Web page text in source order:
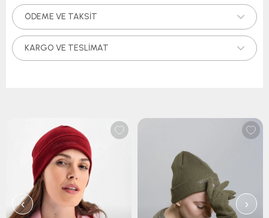
ÖDEME VE TAKSIT
KARGO VE TESLIMAT
‹ ›